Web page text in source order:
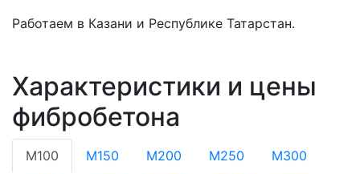
Работаем в Казани и Республике Татарстан.
Характеристики и цены
фибробетона
М100 М150 М200 М250 М300